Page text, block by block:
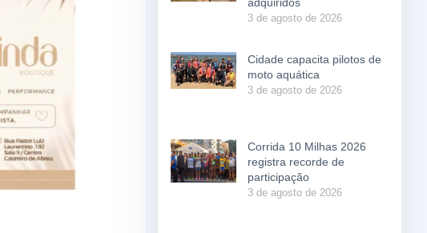
3 de agosto de 2026
Cidade capacita pilotos de
moto aquática
3 de agosto de 2026
Corrida 10 Milhas 2026
registra recorde de
participação
3 de agosto de 2026